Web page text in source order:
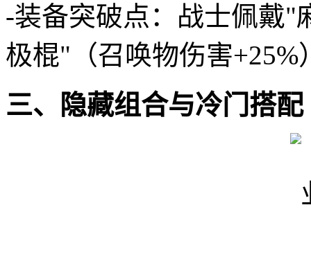
-装备突破点：战士佩戴"
极棍"（召唤物伤害+25%
三、隐藏组合与冷门搭配